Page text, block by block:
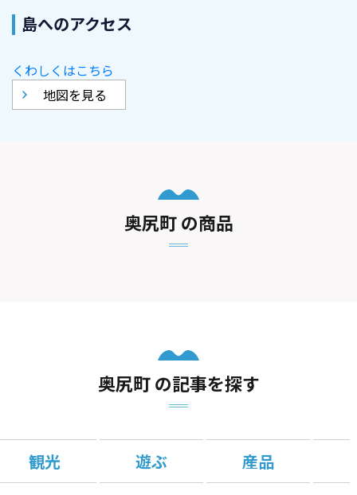
島へのアクセス
くわしくはこちら
地図を見る
奥尻町 の商品
奥尻町 の記事を探す
観光 遊ぶ 産品